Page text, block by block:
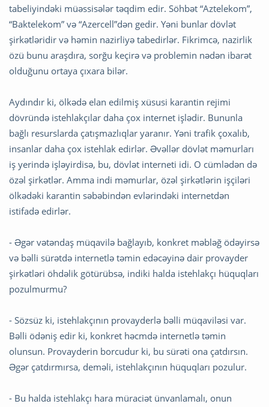
tabeliyindəki müəssisələr təqdim edir. Söhbət “Aztelekom”,
“Baktelekom” və “Azercell”dən gedir. Yəni bunlar dövlət
şirkətləridir və həmin nazirliyə tabedirlər. Fikrimcə, nazirlik
özü bunu araşdıra, sorğu keçirə və problemin nədən ibarət
olduğunu ortaya çıxara bilər.
Aydındır ki, ölkədə elan edilmiş xüsusi karantin rejimi
dövründə istehlakçılar daha çox internet işlədir. Bununla
bağlı resurslarda çatışmazlıqlar yaranır. Yəni trafik çoxalıb,
insanlar daha çox istehlak edirlər. Əvəllər dövlət məmurları
iş yerində işləyirdisə, bu, dövlət interneti idi. O cümlədən də
özəl şirkətlər. Amma indi məmurlar, özəl şirkətlərin işçiləri
ölkədəki karantin səbəbindən evlərindəki internetdən
istifadə edirlər.
- Əgər vətəndaş müqavilə bağlayıb, konkret məbləğ ödəyirsə
və bəlli sürətdə internetlə təmin edəcəyinə dair provayder
şirkətləri öhdəlik götürübsə, indiki halda istehlakçı hüquqları
pozulmurmu?
- Sözsüz ki, istehlakçının provayderlə bəlli müqaviləsi var.
Bəlli ödəniş edir ki, konkret həcmdə internetlə təmin
olunsun. Provayderin borcudur ki, bu sürəti ona çatdırsın.
Əgər çatdırmırsa, deməli, istehlakçının hüquqları pozulur.
- Bu halda istehlakçı hara müraciət ünvanlamalı, onun